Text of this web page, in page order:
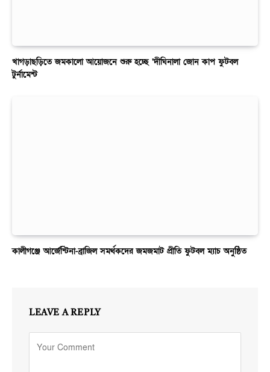
খাগড়াছড়িতে জমকালো আয়োজনে শুরু হচ্ছে ‘দীঘিনালা জোন কাপ ফুটবল
টুর্নামেন্ট
কালীগঞ্জে আর্জেন্টিনা-ব্রাজিল সমর্থকদের জমজমাট প্রীতি ফুটবল ম্যাচ অনুষ্ঠিত
LEAVE A REPLY